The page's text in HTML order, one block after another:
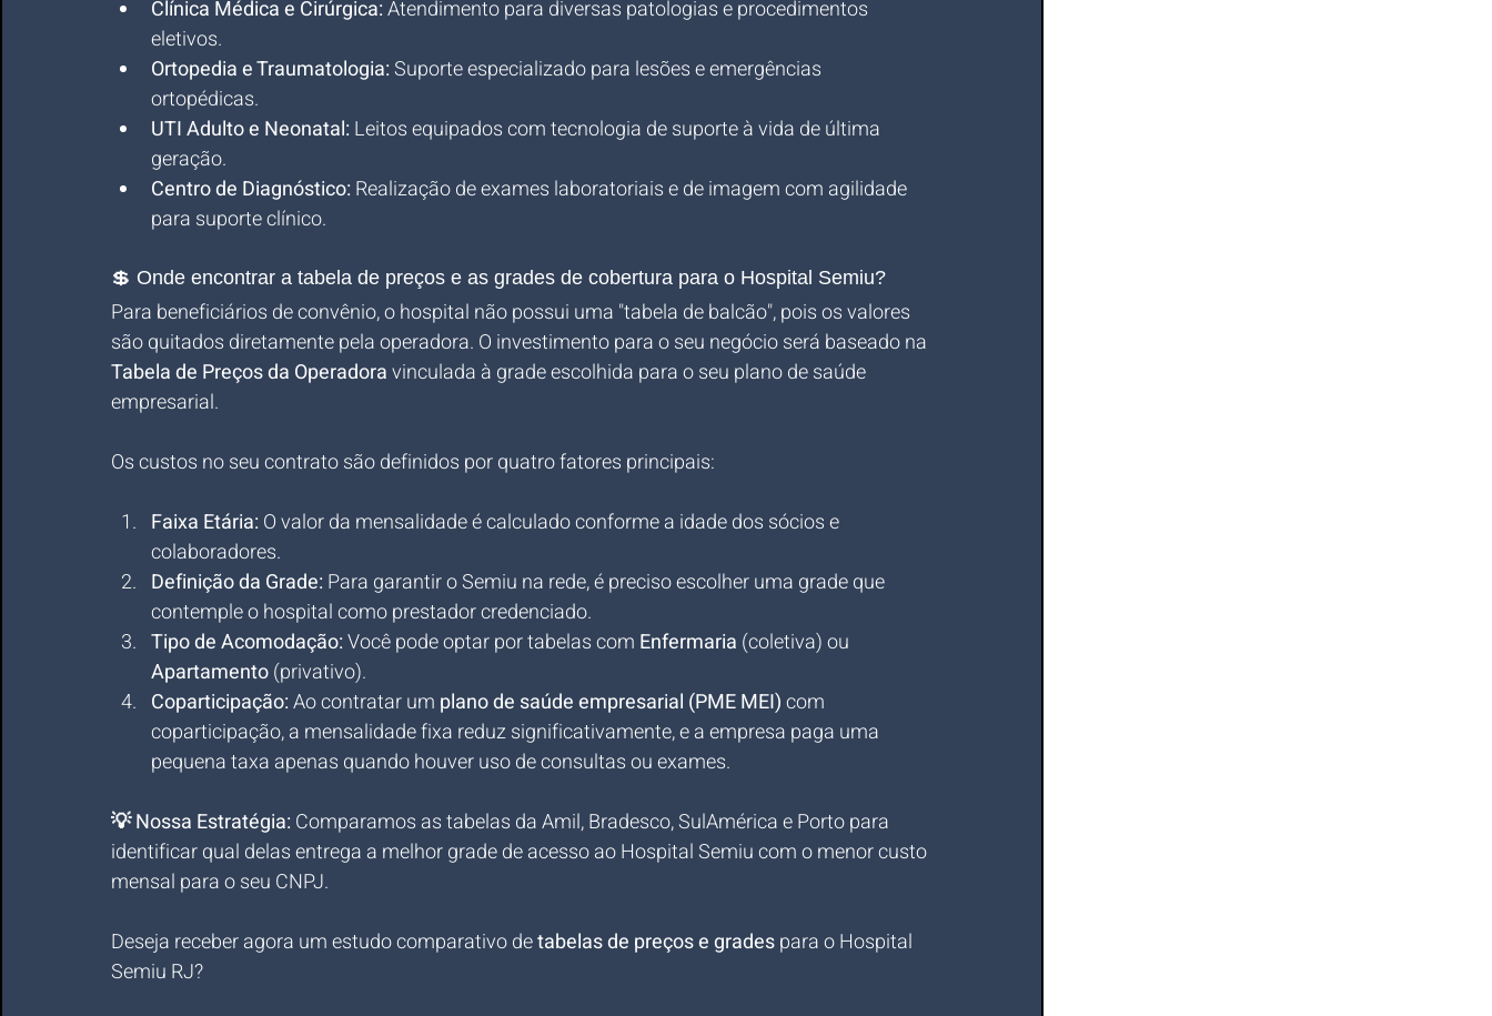
Clínica Médica e Cirúrgica: Atendimento para diversas patologias e procedimentos
eletivos.
Ortopedia e Traumatologia: Suporte especializado para lesões e emergências
ortopédicas.
UTI Adulto e Neonatal: Leitos equipados com tecnologia de suporte à vida de última
geração.
Centro de Diagnóstico: Realização de exames laboratoriais e de imagem com agilidade
para suporte clínico.
💲 Onde encontrar a tabela de preços e as grades de cobertura para o Hospital Semiu?
Para beneficiários de convênio, o hospital não possui uma "tabela de balcão", pois os valores
são quitados diretamente pela operadora. O investimento para o seu negócio será baseado na
Tabela de Preços da Operadora vinculada à grade escolhida para o seu plano de saúde
empresarial.
Os custos no seu contrato são definidos por quatro fatores principais:
Faixa Etária: O valor da mensalidade é calculado conforme a idade dos sócios e
colaboradores.
Definição da Grade: Para garantir o Semiu na rede, é preciso escolher uma grade que
contemple o hospital como prestador credenciado.
Tipo de Acomodação: Você pode optar por tabelas com Enfermaria (coletiva) ou
Apartamento (privativo).
Coparticipação: Ao contratar um plano de saúde empresarial (PME MEI) com
coparticipação, a mensalidade fixa reduz significativamente, e a empresa paga uma
pequena taxa apenas quando houver uso de consultas ou exames.
💡 Nossa Estratégia: Comparamos as tabelas da Amil, Bradesco, SulAmérica e Porto para
identificar qual delas entrega a melhor grade de acesso ao Hospital Semiu com o menor custo
mensal para o seu CNPJ.
Deseja receber agora um estudo comparativo de tabelas de preços e grades para o Hospital
Semiu RJ?